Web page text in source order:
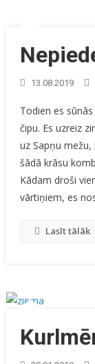
13.08.2019
Todien es
čipu. Es uzreiz
uz Sapņu
šādā krāsu
Kādam droši
vārtiņiem, es
Lasīt tālāk